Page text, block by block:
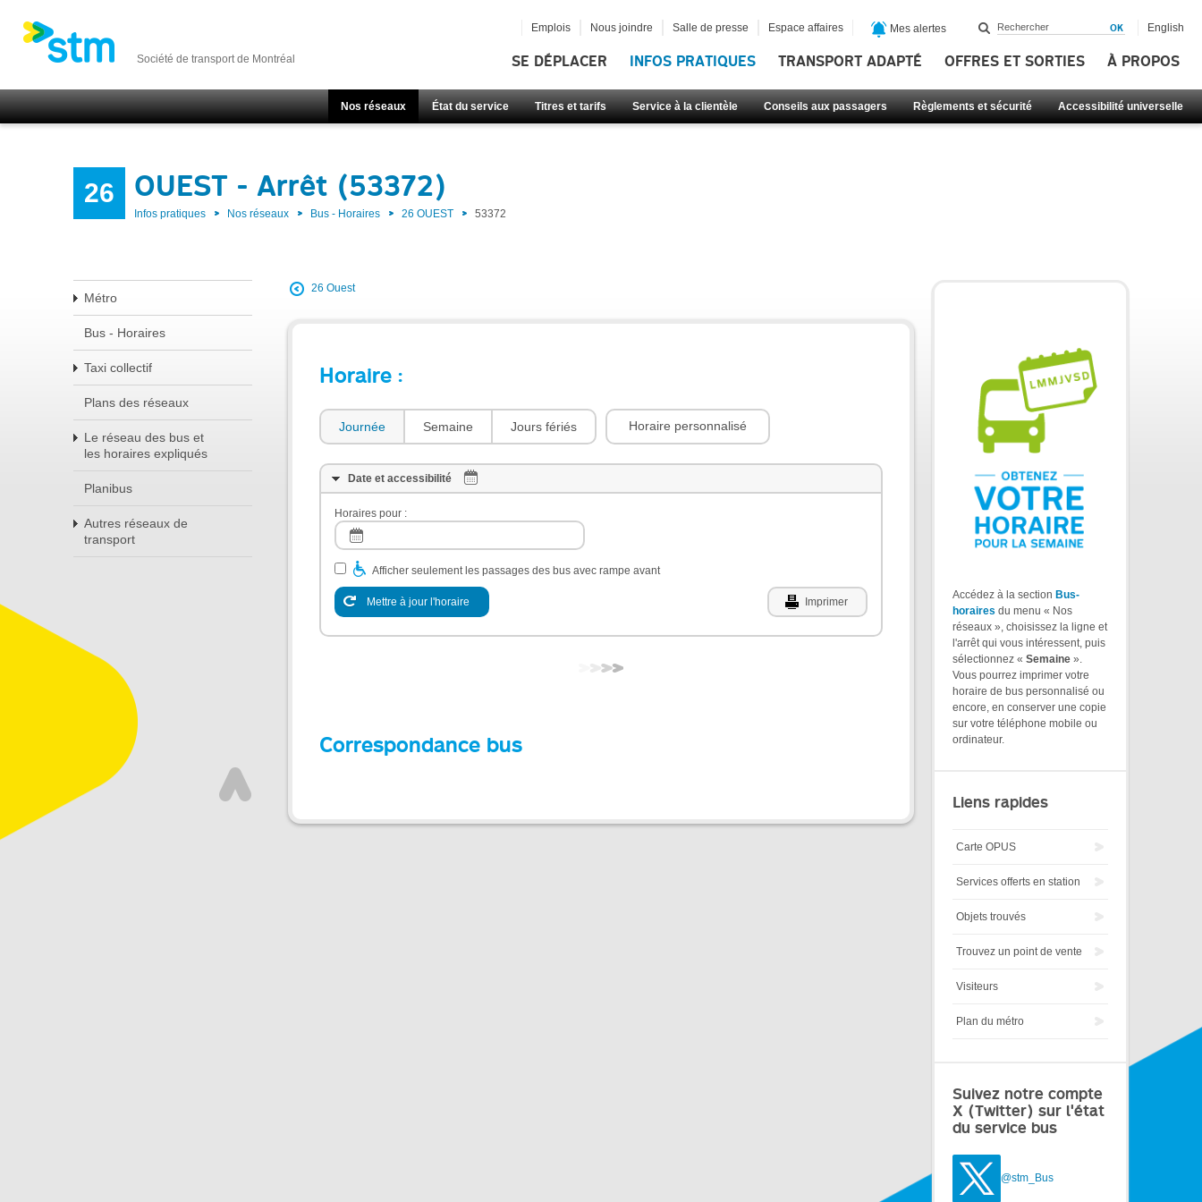
Société de transport de Montréal SE DÉPLACER INFOS PRATIQUES TRANSPORT ADAPTÉ OFFRES ET SORTIES À PROPOS
Nos réseaux État du service Titres et tarifs Service à la clientèle Conseils aux passagers Règlements et sécurité Accessibilité universelle
Emplois Nous joindre Salle de presse Espace affaires Mes alertes English
26 OUEST - Arrêt (53372)
Infos pratiques Nos réseaux Bus - Horaires 26 OUEST 53372
Métro
Bus - Horaires
Taxi collectif
Plans des réseaux
Le réseau des bus et
les horaires expliqués
Planibus
Autres réseaux de
transport
26 Ouest
Horaire :
Journée Semaine Jours fériés Horaire personnalisé
Date et accessibilité
Horaires pour :
Afficher seulement les passages des bus avec rampe avant
Mettre à jour l'horaire Imprimer
Correspondance bus
Accédez à la section Bus-
horaires du menu « Nos
réseaux », choisissez la ligne et
l'arrêt qui vous intéressent, puis
sélectionnez « Semaine ».
Vous pourrez imprimer votre
horaire de bus personnalisé ou
encore, en conserver une copie
sur votre téléphone mobile ou
ordinateur.
Liens rapides
Carte OPUS
Services offerts en station
Objets trouvés
Trouvez un point de vente
Visiteurs
Plan du métro
Suivez notre compte
X (Twitter) sur l'état
du service bus
@stm_Bus